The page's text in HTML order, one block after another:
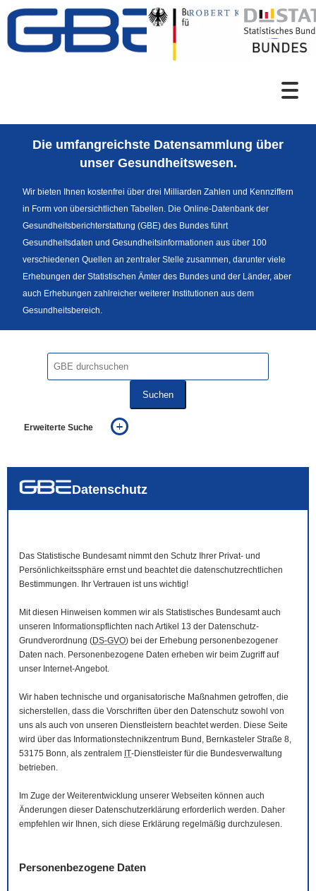
Zum Inhalt
Sprachumschaltung
Die umfangreichste Datensammlung über
unser Gesundheitswesen.
Wir bieten Ihnen kostenfrei über drei Milliarden Zahlen und Kennziffern
in Form von übersichtlichen Tabellen. Die Online-Datenbank der
Gesundheitsberichterstattung (GBE) des Bundes führt
Gesundheitsdaten und Gesundheitsinformationen aus über 100
verschiedenen Quellen an zentraler Stelle zusammen, darunter viele
Erhebungen der Statistischen Ämter des Bundes und der Länder, aber
auch Erhebungen zahlreicher weiterer Institutionen aus dem
Gesundheitsbereich.
Suchen
Erweiterte Suche
auch in allen Texten suchen (Volltextsuche)
Datenschutz
Das Statistische Bundesamt nimmt den Schutz Ihrer Privat- und
Persönlichkeitssphäre ernst und beachtet die datenschutzrechtlichen
Bestimmungen. Ihr Vertrauen ist uns wichtig!
Mit diesen Hinweisen kommen wir als Statistisches Bundesamt auch
unseren Informationspflichten nach Artikel 13 der Datenschutz-
Grundverordnung (DS-GVO) bei der Erhebung personenbezogener
Daten nach. Personenbezogene Daten erheben wir beim Zugriff auf
unser Internet-Angebot.
Wir haben technische und organisatorische Maßnahmen getroffen, die
sicherstellen, dass die Vorschriften über den Datenschutz sowohl von
uns als auch von unseren Dienstleistern beachtet werden. Diese Seite
wird über das Informationstechnikzentrum Bund, Bernkasteler Straße 8,
53175 Bonn, als zentralem IT-Dienstleister für die Bundesverwaltung
betrieben.
Im Zuge der Weiterentwicklung unserer Webseiten können auch
Änderungen dieser Datenschutzerklärung erforderlich werden. Daher
empfehlen wir Ihnen, sich diese Erklärung regelmäßig durchzulesen.
Personenbezogene Daten